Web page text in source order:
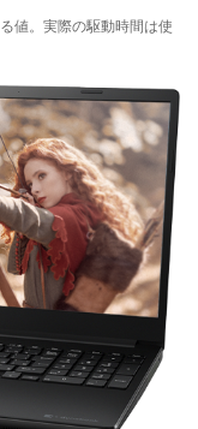
値。実際の駆動時間は使